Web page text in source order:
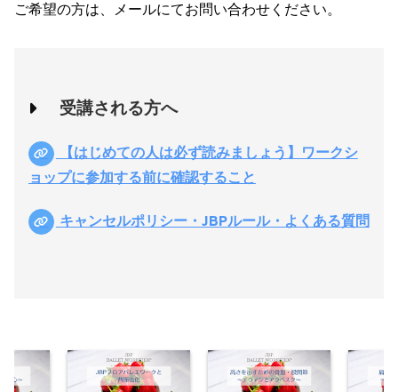
ご希望の方は、メールにてお問い合わせください。
受講される方へ
【はじめての人は必ず読みましょう】ワークシ
ョップに参加する前に確認すること
キャンセルポリシー・JBPルール・よくある質問